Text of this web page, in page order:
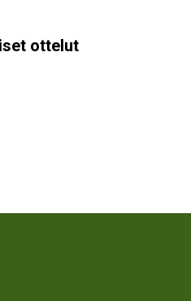
ottelut